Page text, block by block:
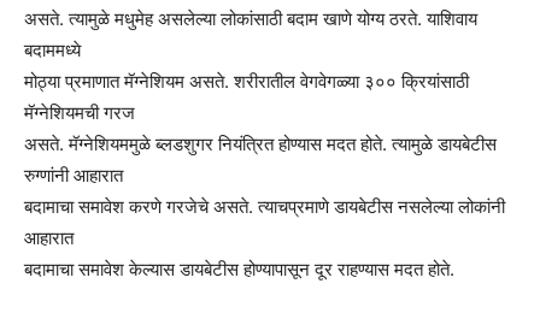
असते. त्यामुळे मधुमेह असलेल्या लोकांसाठी बदाम खाणे योग्य ठरते. याशिवाय
बदाममध्ये
मोठ्या प्रमाणात मॅग्नेशियम असते. शरीरातील वेगवेगळ्या ३०० क्रियांसाठी
मॅग्नेशियमची गरज
असते. मॅग्नेशियममुळे ब्लडशुगर नियंत्रित होण्यास मदत होते. त्यामुळे डायबेटीस
रुग्णांनी आहारात
बदामाचा समावेश करणे गरजेचे असते. त्याचप्रमाणे डायबेटीस नसलेल्या लोकांनी
आहारात
बदामाचा समावेश केल्यास डायबेटीस होण्यापासून दूर राहण्यास मदत होते.